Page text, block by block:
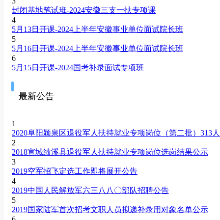
封闭基地笔试班-2024安徽三支一扶专项课
4
5月13日开课-2024上半年安徽事业单位面试院长班
5
5月16日开课-2024上半年安徽事业单位面试院长班
6
5月15日开课-2024国考补录面试专项班
最新公告
1
2020阜阳颍泉区退役军人扶持就业专项岗位（第二批）313
2
2018宣城绩溪县退役军人扶持就业专项岗位选岗结果公示
3
2019空军招飞定选工作即将展开公告
4
2019中国人民解放军六三八八〇部队招聘公告
5
2019国家陆军首次招考文职人员拟递补录用对象名单公示